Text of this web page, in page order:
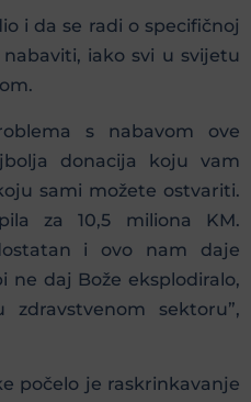
i da se radi o specifičnoj
iako svi u svijetu
s nabavom ove
donacija koju vam
sami možete ostvariti.
za 10,5 miliona KM.
i ovo nam daje
ne daj Bože eksplodiralo,
sektoru”,
počelo je raskrinkavanje